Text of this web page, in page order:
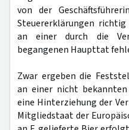
von der
Steuererklärungen
an einer durch die
begangenen Haupttat
Zwar ergeben die
an einer nicht
eine Hinterziehung der
Mitgliedstaat der